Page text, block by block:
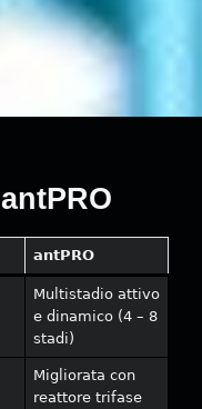
antPRO
antPRO
Multistadio attivo
e dinamico (4 – 8
stadi)
Migliorata con
reattore trifase